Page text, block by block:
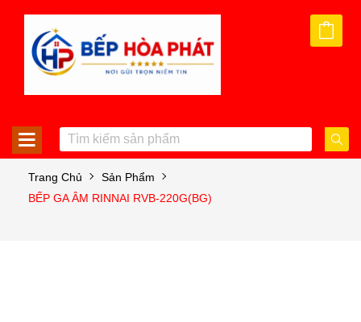
Trang Chủ
Sản Phẩm
BẾP GA ÂM RINNAI RVB-220G(BG)